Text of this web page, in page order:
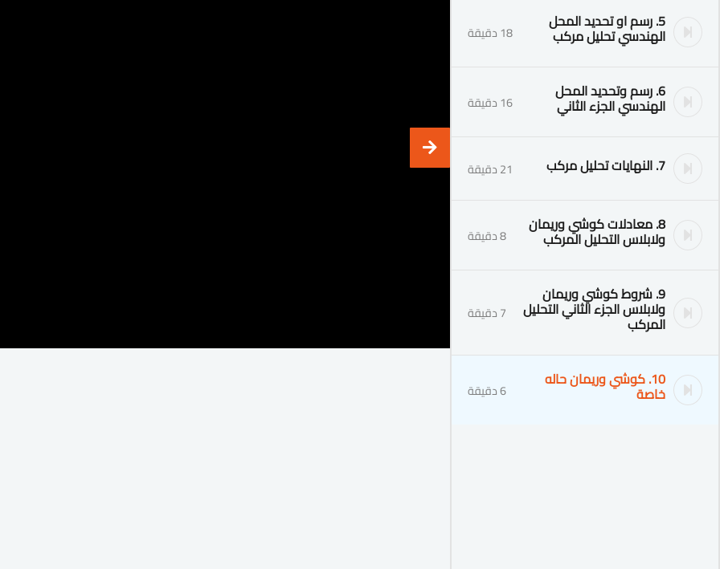
5. رسم او تحديد المحل
الهندسي تحليل مركب 18 دقيقة
6. رسم وتحديد المحل
الهندسي الجزء الثاني 16 دقيقة
7. النهايات تحليل مركب 21 دقيقة
8. معادلات كوشي وريمان
ولابلاس التحليل المركب 8 دقيقة
9. شروط كوشي وريمان
ولابلاس الجزء الثاني التحليل
المركب 7 دقيقة
10. كوشي وريمان حاله
خاصة 6 دقيقة